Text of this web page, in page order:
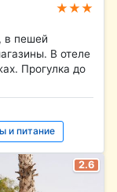
★★★
в пешей
В отеле
Прогулка до
и питание
2.6